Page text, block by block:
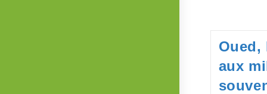
Oued,
aux